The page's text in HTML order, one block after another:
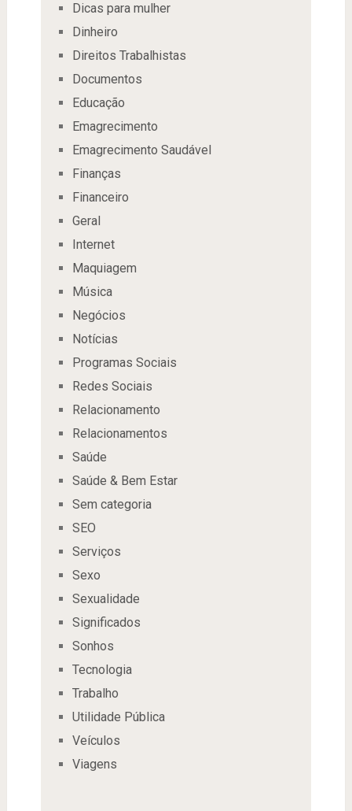
Dicas para mulher
Dinheiro
Direitos Trabalhistas
Documentos
Educação
Emagrecimento
Emagrecimento Saudável
Finanças
Financeiro
Geral
Internet
Maquiagem
Música
Negócios
Notícias
Programas Sociais
Redes Sociais
Relacionamento
Relacionamentos
Saúde
Saúde & Bem Estar
Sem categoria
SEO
Serviços
Sexo
Sexualidade
Significados
Sonhos
Tecnologia
Trabalho
Utilidade Pública
Veículos
Viagens